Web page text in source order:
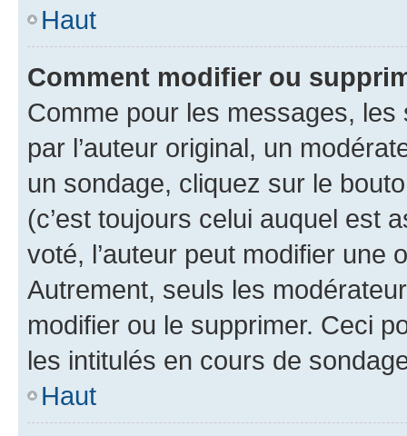
Haut
Comment modifier ou
Comme pour les messages,
par l’auteur original, un
un sondage, cliquez sur le
(c’est toujours celui auquel est
voté, l’auteur peut modifier une
Autrement, seuls les
modifier ou le supprimer. Ceci
les intitulés en cours de
Haut